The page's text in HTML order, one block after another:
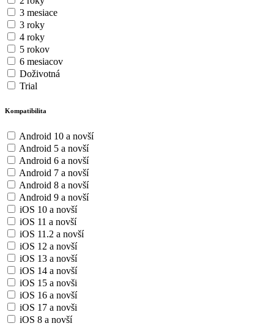
3 mesiace
3 roky
4 roky
5 rokov
6 mesiacov
Doživotná
Trial
Kompatibilita
Android 10 a novší
Android 5 a novší
Android 6 a novší
Android 7 a novší
Android 8 a novší
Android 9 a novší
iOS 10 a novší
iOS 11 a novší
iOS 11.2 a novší
iOS 12 a novší
iOS 13 a novší
iOS 14 a novší
iOS 15 a novši
iOS 16 a novší
iOS 17 a novši
iOS 8 a novší